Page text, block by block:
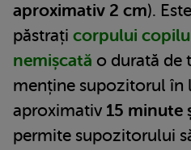
aproximativ 2 cm).
păstrați corpului
nemișcată o durată de
menține supozitorul în
aproximativ 15 minute
permite supozitorului